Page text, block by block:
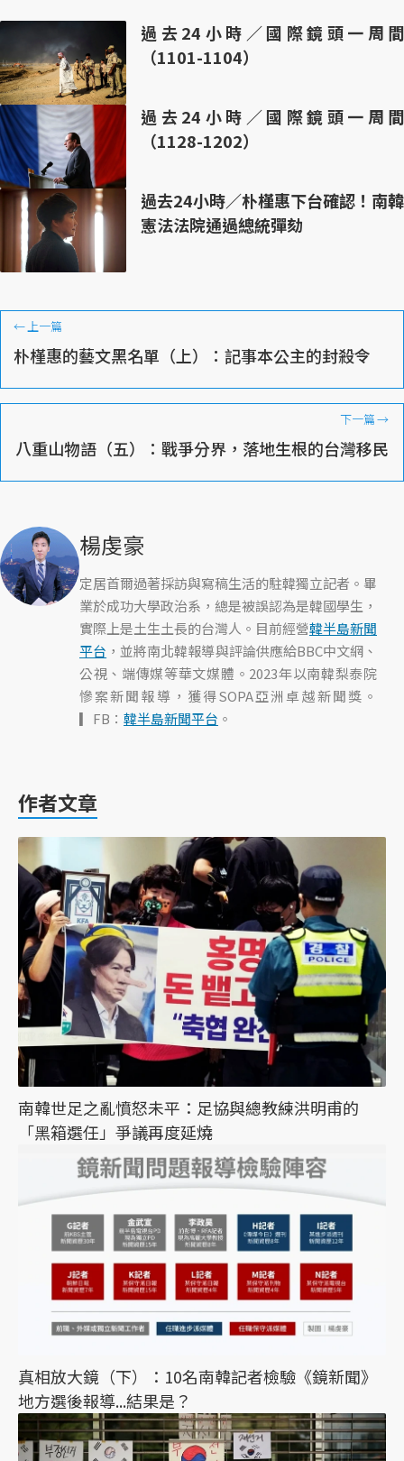
過去24小時／國際鏡頭一周間
（1101-1104）
過去24小時／國際鏡頭一周間
（1128-1202）
過去24小時／朴槿惠下台確認！南韓
憲法法院通過總統彈劾
← 上一篇
朴槿惠的藝文黑名單（上）：記事本公主的封殺令
下一篇→
八重山物語（五）：戰爭分界，落地生根的台灣移民
楊虔豪
定居首爾過著採訪與寫稿生活的駐韓獨立記者。畢
業於成功大學政治系，總是被誤認為是韓國學生，
實際上是土生土長的台灣人。目前經營韓半島新聞
平台 ，並將南北韓報導與評論供應給BBC中文網、
公視、端傳媒等華文媒體。2023年以南韓梨泰院
慘案新聞報導，獲得SOPA亞洲卓越新聞獎。
▎FB： 韓半島新聞平台 。
作者文章
南韓世足之亂憤怒未平：足協與總教練洪明甫的
「黑箱選任」爭議再度延燒
真相放大鏡（下）：10名南韓記者檢驗《鏡新聞》
地方選後報導...結果是？